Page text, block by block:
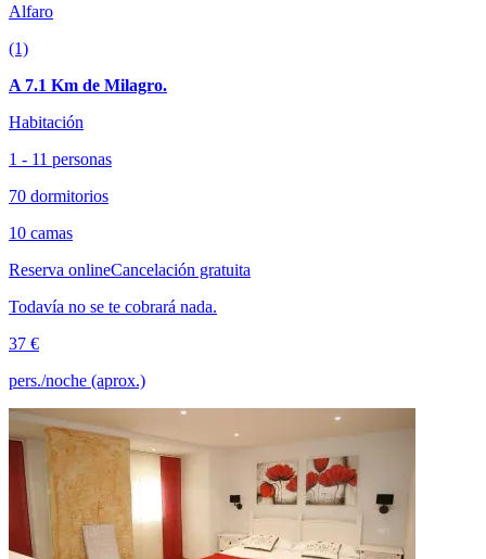
Alfaro
(1)
A 7.1 Km de Milagro.
Habitación
1 - 11 personas
70 dormitorios
10 camas
Reserva onlineCancelación gratuita
Todavía no se te cobrará nada.
37 €
pers./noche (aprox.)